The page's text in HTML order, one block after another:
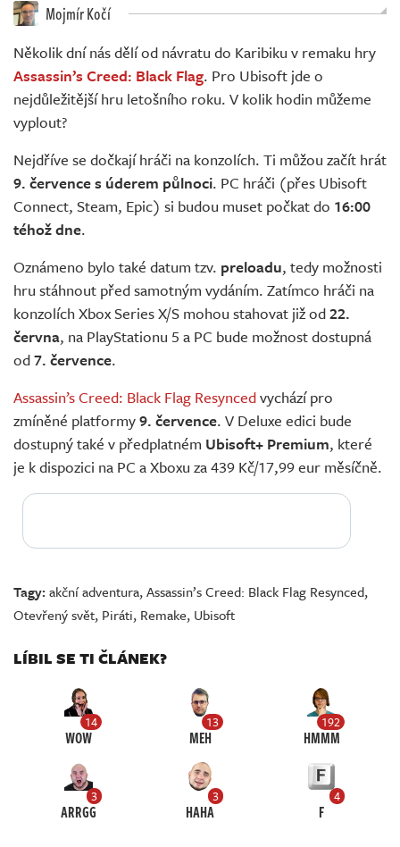
Živě Mojmír Kočí
Několik dní nás dělí od návratu do Karibiku v remaku hry
Assassin’s Creed: Black Flag. Pro Ubisoft jde o
nejdůležitější hru letošního roku. V kolik hodin můžeme
vyplout?
Nejdříve se dočkají hráči na konzolích. Ti můžou začít hrát
9. července s úderem půlnoci. PC hráči (přes Ubisoft
Connect, Steam, Epic) si budou muset počkat do 16:00
téhož dne.
Oznámeno bylo také datum tzv. preloadu, tedy možnosti
hru stáhnout před samotným vydáním. Zatímco hráči na
konzolích Xbox Series X/S mohou stahovat již od22.
června, na PlayStationu 5 a PC bude možnost dostupná
od7. července.
Assassin’s Creed: Black Flag Resyncedvychází pro
zmíněné platformy9. července. V Deluxe edici bude
dostupný také v předplatném Ubisoft+ Premium, které
je k dispozici na PC a Xboxu za 439 Kč/17,99 eur měsíčně.
Tagy:akční adventura,Assassin’s Creed: Black Flag Resynced,
Otevřený svět, Piráti, Remake, Ubisoft
LÍBIL SE TI ČLÁNEK?
14
WOW
13
MEH
192
HMMM
3
ARRGG
3
HAHA
4
F